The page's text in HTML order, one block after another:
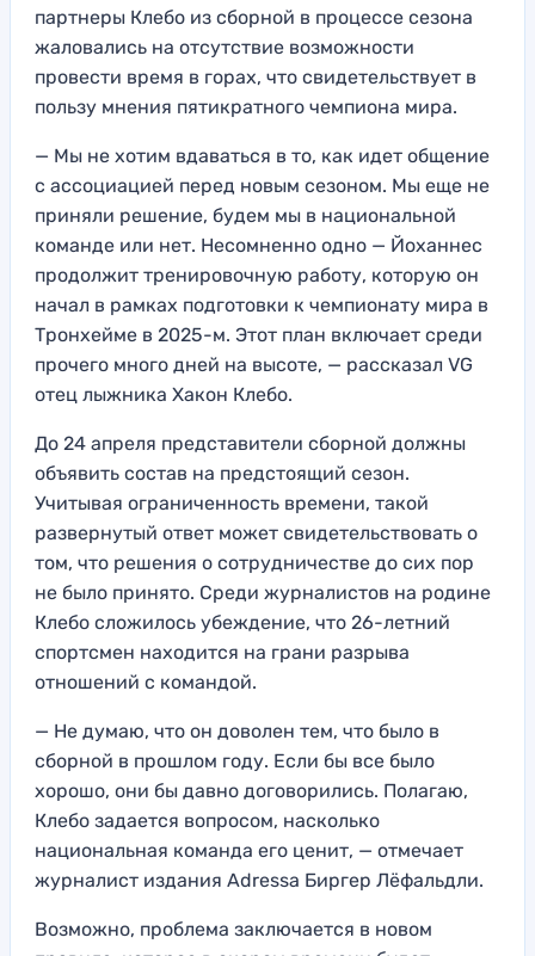
партнеры Клебо из сборной в процессе сезона
жаловались на отсутствие возможности
провести время в горах, что свидетельствует в
пользу мнения пятикратного чемпиона мира.
— Мы не хотим вдаваться в то, как идет общение
с ассоциацией перед новым сезоном. Мы еще не
приняли решение, будем мы в национальной
команде или нет. Несомненно одно — Йоханнес
продолжит тренировочную работу, которую он
начал в рамках подготовки к чемпионату мира в
Тронхейме в 2025-м. Этот план включает среди
прочего много дней на высоте, — рассказал VG
отец лыжника Хакон Клебо.
До 24 апреля представители сборной должны
объявить состав на предстоящий сезон.
Учитывая ограниченность времени, такой
развернутый ответ может свидетельствовать о
том, что решения о сотрудничестве до сих пор
не было принято. Среди журналистов на родине
Клебо сложилось убеждение, что 26-летний
спортсмен находится на грани разрыва
отношений с командой.
— Не думаю, что он доволен тем, что было в
сборной в прошлом году. Если бы все было
хорошо, они бы давно договорились. Полагаю,
Клебо задается вопросом, насколько
национальная команда его ценит, — отмечает
журналист издания Adressa Биргер Лёфальдли.
Возможно, проблема заключается в новом